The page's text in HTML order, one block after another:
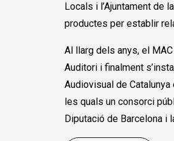
Locals i l’Ajuntament de
productes per establir
Al llarg dels anys, el
Auditori i finalment
Audiovisual de
les quals un consorci
Diputació de Barcelona i